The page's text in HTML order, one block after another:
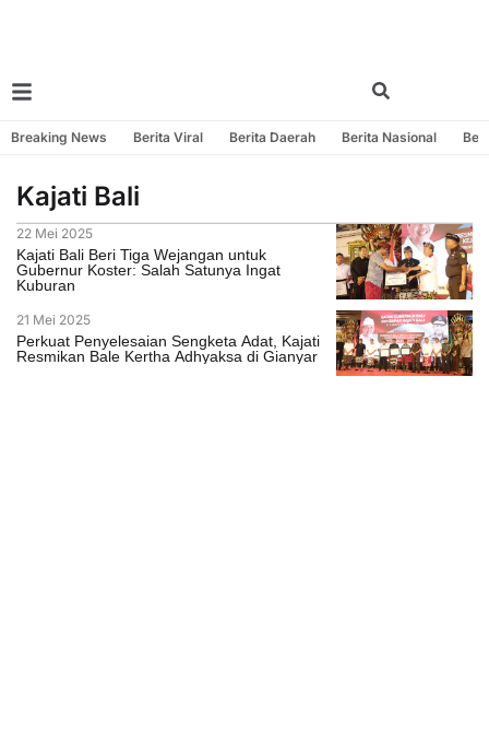
Breaking News Berita Viral Berita Daerah Berita Nasional
Kajati Bali
22 Mei 2025
Kajati Bali Beri Tiga Wejangan untuk
Gubernur Koster: Salah Satunya Ingat
Kuburan
21 Mei 2025
Perkuat Penyelesaian Sengketa Adat, Kajati
Resmikan Bale Kertha Adhyaksa di Gianyar